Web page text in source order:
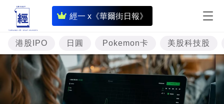
經一 x《華爾街日報》
即
時
財
經
專
題
港股IPO 日圓 Pokemon卡 美股科技股